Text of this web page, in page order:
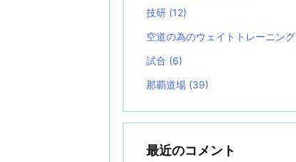
技研 (12)
空道の為のウェイトトレーニング
試合 (6)
那覇道場 (39)
最近のコメント